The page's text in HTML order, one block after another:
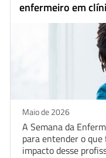
enfermeiro em
Maio de 2026
A Semana da
para entender o
impacto desse